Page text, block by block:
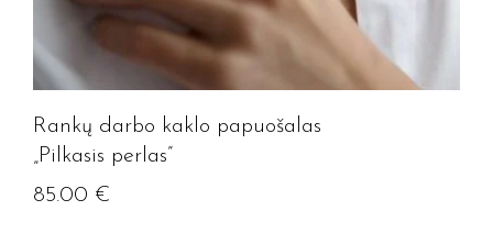
Rankų darbo kaklo papuošalas
„Pilkasis perlas”
85.00 €